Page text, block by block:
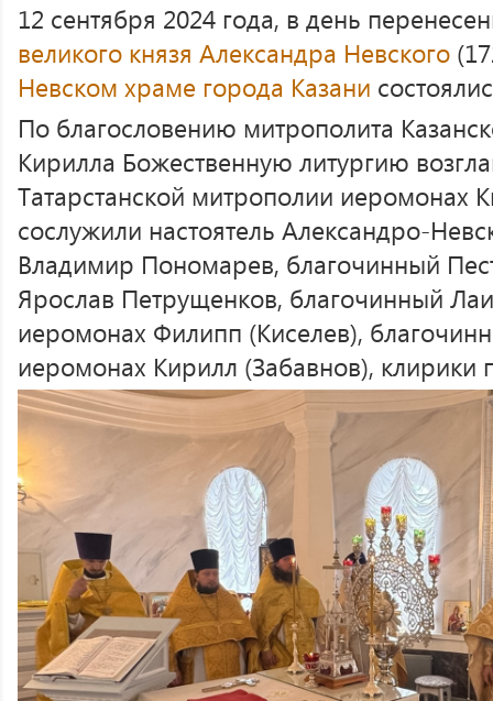
12 сентября 2024 года, в день
великого князя Александра Невского
Невском храме города Казани
По благословению митрополита
Кирилла Божественную литургию
Татарстанской митрополии иеромонах
сослужили настоятель Александро-
Владимир Пономарев, благочинный
Ярослав Петрущенков, благочинный
иеромонах Филипп (Киселев),
иеромонах Кирилл (Забавнов), клирики